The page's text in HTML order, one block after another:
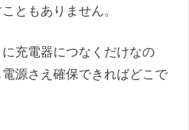
ともありません。
充電器につなくだけなの
源さえ確保できればどこで